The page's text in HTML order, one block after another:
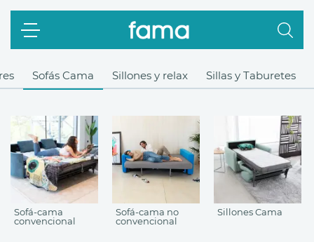
Sofás Cama
Sofá-cama
convencional
Sofá-cama no
convencional
Sillones Cama
Sillones y relax Sillas y Taburetes